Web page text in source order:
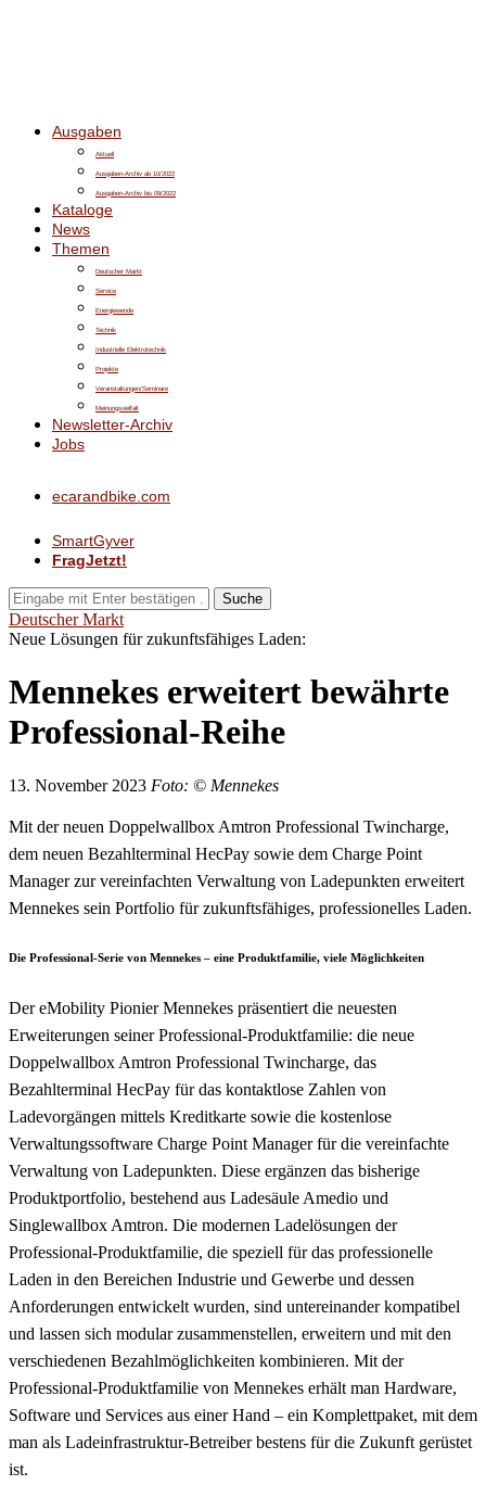
Ausgaben
Aktuell
Ausgaben-Archiv ab 10/2022
Ausgaben-Archiv bis 09/2022
Kataloge
News
Themen
Deutscher Markt
Service
Energiewende
Technik
Industrielle Elektrotechnik
Projekte
Veranstaltungen/Seminare
Meinungsvielfalt
Newsletter-Archiv
Jobs
ecarandbike.com
SmartGyver
FragJetzt!
Suche
Deutscher Markt
Neue Lösungen für zukunftsfähiges Laden:
Mennekes erweitert bewährte
Professional-Reihe
13. November 2023 Foto: © Mennekes
Mit der neuen Doppelwallbox Amtron Professional Twincharge,
dem neuen Bezahlterminal HecPay sowie dem Charge Point
Manager zur vereinfachten Verwaltung von Ladepunkten erweitert
Mennekes sein Portfolio für zukunftsfähiges, professionelles Laden.
Die Professional-Serie von Mennekes – eine Produktfamilie, viele Möglichkeiten
Der eMobility Pionier Mennekes präsentiert die neuesten
Erweiterungen seiner Professional-Produktfamilie: die neue
Doppelwallbox Amtron Professional Twincharge, das
Bezahlterminal HecPay für das kontaktlose Zahlen von
Ladevorgängen mittels Kreditkarte sowie die kostenlose
Verwaltungssoftware Charge Point Manager für die vereinfachte
Verwaltung von Ladepunkten. Diese ergänzen das bisherige
Produktportfolio, bestehend aus Ladesäule Amedio und
Singlewallbox Amtron. Die modernen Ladelösungen der
Professional-Produktfamilie, die speziell für das professionelle
Laden in den Bereichen Industrie und Gewerbe und dessen
Anforderungen entwickelt wurden, sind untereinander kompatibel
und lassen sich modular zusammenstellen, erweitern und mit den
verschiedenen Bezahlmöglichkeiten kombinieren. Mit der
Professional-Produktfamilie von Mennekes erhält man Hardware,
Software und Services aus einer Hand – ein Komplettpaket, mit dem
man als Ladeinfrastruktur-Betreiber bestens für die Zukunft gerüstet
ist.